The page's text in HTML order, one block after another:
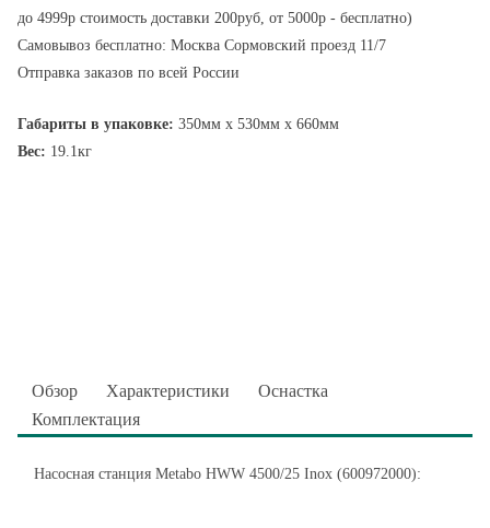
до 4999р стоимость доставки 200руб, от 5000р - бесплатно)
Самовывоз бесплатно: Москва Сормовский проезд 11/7
Отправка заказов по всей России
Габариты в упаковке: 350мм x 530мм x 660мм
Вес: 19.1кг
Обзор Характеристики
Оснастка
Комплектация
Насосная станция Metabo HWW 4500/25 Inox (600972000):